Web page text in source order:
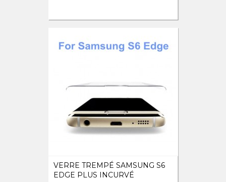
VERRE TREMPÉ SAMSUNG S6
EDGE PLUS INCURVÉ